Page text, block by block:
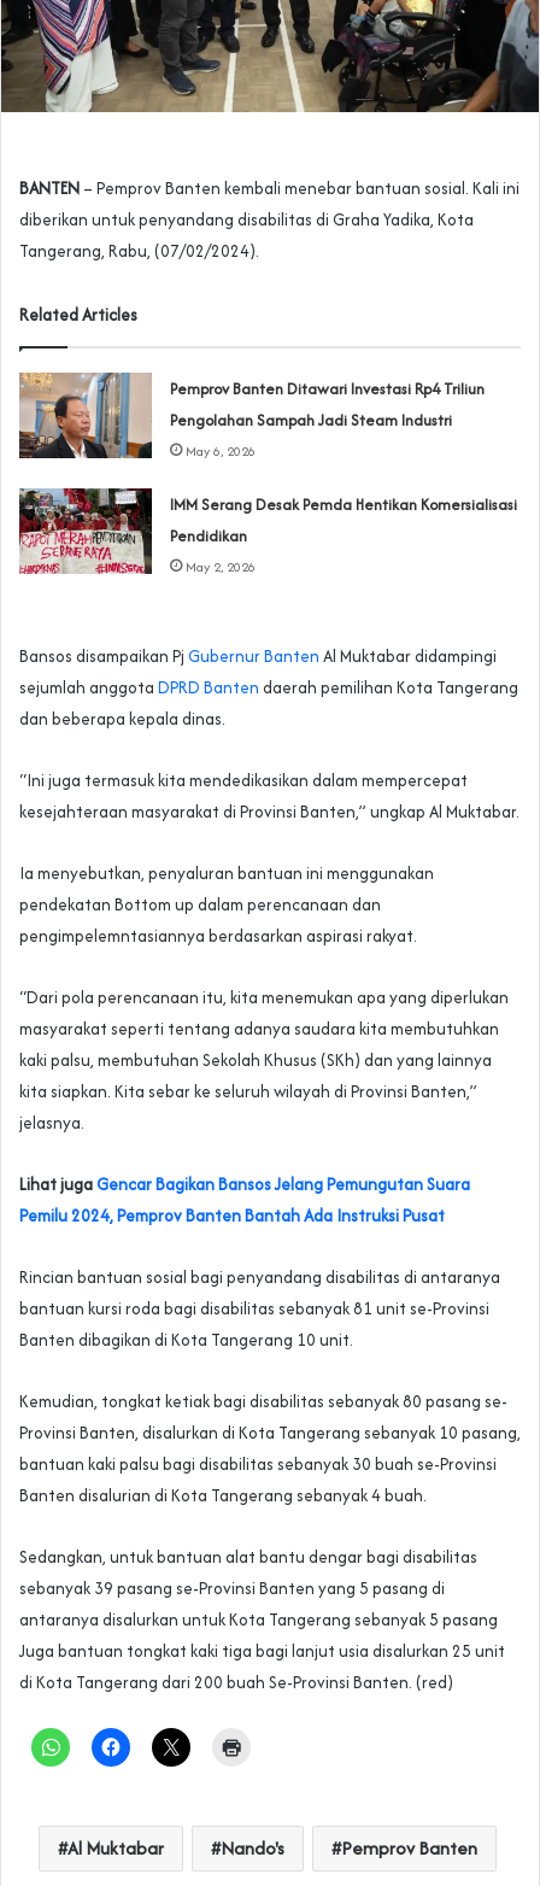
BANTEN – Pemprov Banten kembali menebar bantuan sosial. Kali ini
diberikan untuk penyandang disabilitas di Graha Yadika, Kota
Tangerang, Rabu, (07/02/2024).
Related Articles
Pemprov Banten Ditawari Investasi Rp4 Triliun
Pengolahan Sampah Jadi Steam Industri
May 6, 2026
IMM Serang Desak Pemda Hentikan Komersialisasi
Pendidikan
May 2, 2026
Bansos disampaikan Pj Gubernur Banten Al Muktabar didampingi
sejumlah anggota DPRD Banten daerah pemilihan Kota Tangerang
dan beberapa kepala dinas.
“Ini juga termasuk kita mendedikasikan dalam mempercepat
kesejahteraan masyarakat di Provinsi Banten,” ungkap Al Muktabar.
Ia menyebutkan, penyaluran bantuan ini menggunakan
pendekatan Bottom up dalam perencanaan dan
pengimpelemntasiannya berdasarkan aspirasi rakyat.
“Dari pola perencanaan itu, kita menemukan apa yang diperlukan
masyarakat seperti tentang adanya saudara kita membutuhkan
kaki palsu, membutuhan Sekolah Khusus (SKh) dan yang lainnya
kita siapkan. Kita sebar ke seluruh wilayah di Provinsi Banten,”
jelasnya.
Lihat jugaGencar Bagikan Bansos Jelang Pemungutan Suara
Pemilu 2024, Pemprov Banten Bantah Ada Instruksi Pusat
Rincian bantuan sosial bagi penyandang disabilitas di antaranya
bantuan kursi roda bagi disabilitas sebanyak 81 unit se-Provinsi
Banten dibagikan di Kota Tangerang 10 unit.
Kemudian, tongkat ketiak bagi disabilitas sebanyak 80 pasang se-
Provinsi Banten, disalurkan di Kota Tangerang sebanyak 10 pasang,
bantuan kaki palsu bagi disabilitas sebanyak 30 buah se-Provinsi
Banten disalurian di Kota Tangerang sebanyak 4 buah.
Sedangkan, untuk bantuan alat bantu dengar bagi disabilitas
sebanyak 39 pasang se-Provinsi Banten yang 5 pasang di
antaranya disalurkan untuk Kota Tangerang sebanyak 5 pasang
Juga bantuan tongkat kaki tiga bagi lanjut usia disalurkan 25 unit
di Kota Tangerang dari 200 buah Se-Provinsi Banten. (red)
Al Muktabar Nando's Pemprov Banten